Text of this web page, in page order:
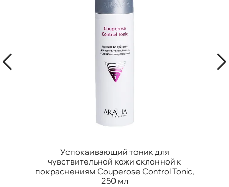
Успокаивающий тоник для
чувствительной кожи склонной к
покраснениям Couperose Control Tonic,
250 мл